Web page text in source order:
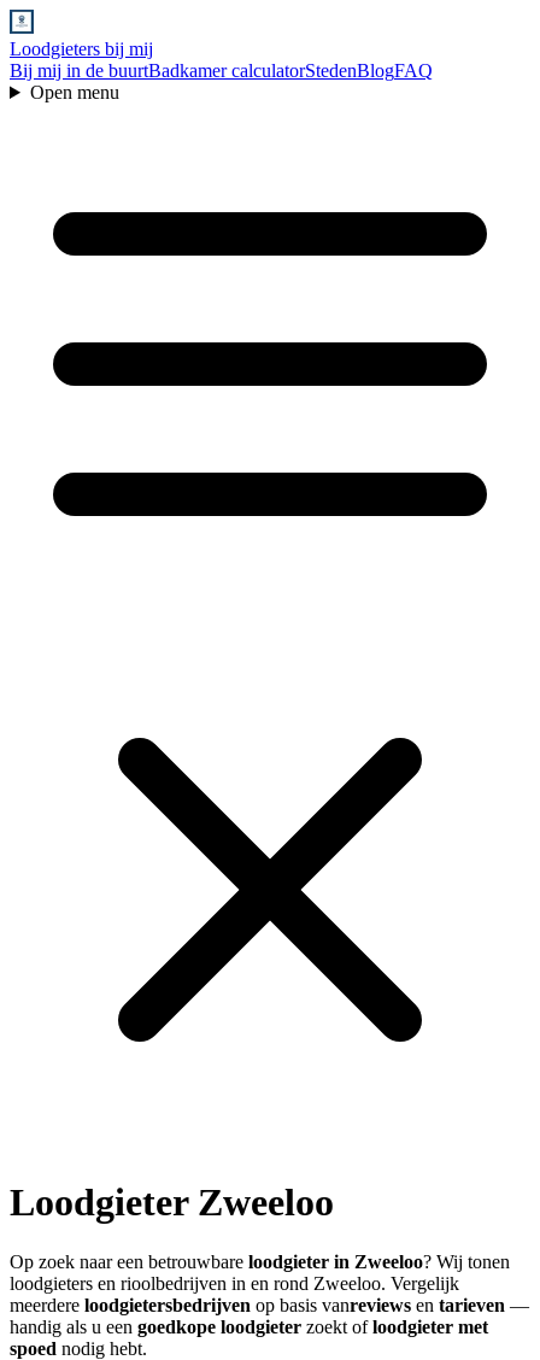
Loodgieters bij mij
Bij mij in de buurtBadkamer calculatorStedenBlogFAQ
Open menu
Loodgieter Zweeloo
Op zoek naar een betrouwbare loodgieter in Zweeloo? Wij tonen
loodgieters en rioolbedrijven in en rond Zweeloo. Vergelijk
meerdere loodgietersbedrijven op basis vanreviews en tarieven —
handig als u een goedkope loodgieter zoekt ofloodgieter met
spoed nodig hebt.